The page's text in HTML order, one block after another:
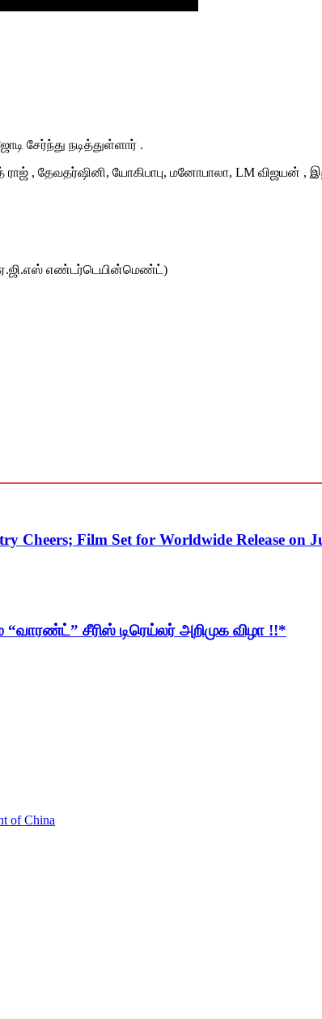
சேர்ந்து நடித்துள்ளார் .
ராஜ் , தேவதர்ஷினி, யோகிபாபு, மனோபாலா, LM விஜயன்
(ஏ.ஜி.எஸ் எண்டர்டெயின்மெண்ட்)
Cheers; Film Set for Worldwide Release on
“வாரண்ட்” சீரிஸ் டிரெய்லர் அறிமுக விழா !!*
of China